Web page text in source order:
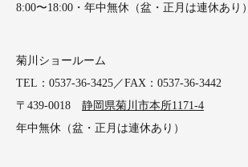
8:00〜18:00・年中無休（盆・正月は連休あり）
菊川ショールーム
TEL：0537-36-3425／FAX：0537-36-3442
〒439-0018 静岡県菊川市本所1171-4
年中無休（盆・正月は連休あり）